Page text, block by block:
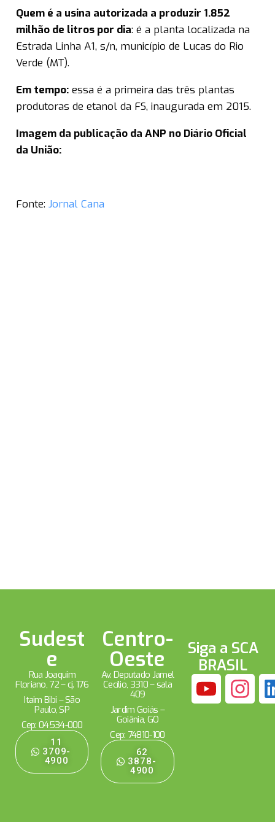
Quem é a usina autorizada a produzir 1.852
milhão de litros por dia: é a planta localizada na
Estrada Linha A1, s/n, município de Lucas do Rio
Verde (MT).
Em tempo: essa é a primeira das três plantas
produtoras de etanol da FS, inaugurada em 2015.
Imagem da publicação da ANP no Diário Oficial
da União:
Fonte: Jornal Cana
Sudest
e
Rua Joaquim
Floriano, 72 – cj. 176
Itaim Bibi – São
Paulo, SP
Cep: 04534-000
11
3709-
4900
Centro-
Oeste
Av. Deputado Jamel
Cecílio, 3310 – sala
409
Jardim Goiás –
Goiânia, GO
Cep: 74810-100
62
3878-
4900
Siga a SCA
BRASIL